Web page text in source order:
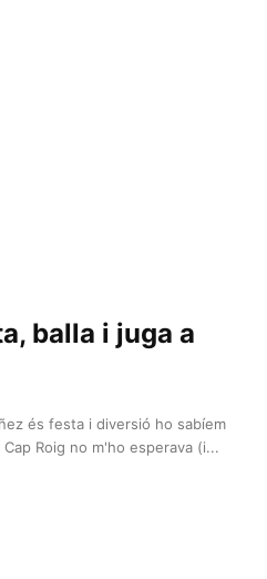
balla i juga a
és festa i diversió ho sabíem
Roig no m'ho esperava (i...